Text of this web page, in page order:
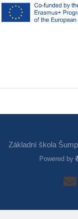
Základní škola
Powered by